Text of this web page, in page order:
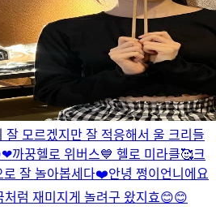
잘 모르겠지만 잘 적응해서 울 크리들
까꿍헬로 위버스💙 헬로 미라클🥰크
로 잘 놀아봅세다❤️안녕 쩡이언니에요
럼 재미지게 놀려구 왔지효😊😊